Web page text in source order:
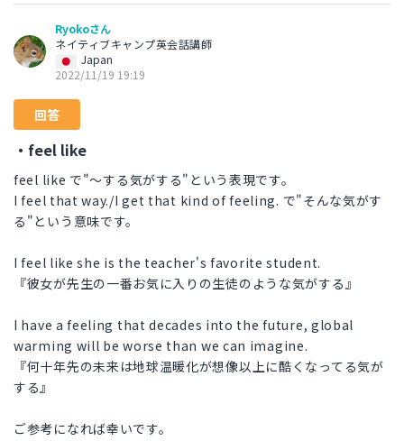
Ryokoさん
ネイティブキャンプ英会話講師
Japan
2022/11/19 19:19
回答
・feel like
feel like で"～する気がする"という表現です。
I feel that way./I get that kind of feeling. で"そんな気がす
る"という意味です。
I feel like she is the teacher's favorite student.
『彼女が先生の一番お気に入りの生徒のような気がする』
I have a feeling that decades into the future, global
warming will be worse than we can imagine.
『何十年先の未来は地球温暖化が想像以上に酷くなってる気が
する』
ご参考になれば幸いです。